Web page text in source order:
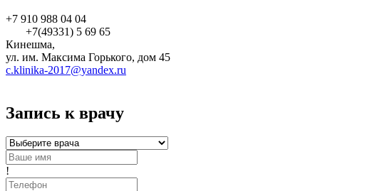
+7 910 988 04 04
+7(49331) 5 69 65
Кинешма,
ул. им. Максима Горького, дом 45
c.klinika-2017@yandex.ru
Запись к врачу
!